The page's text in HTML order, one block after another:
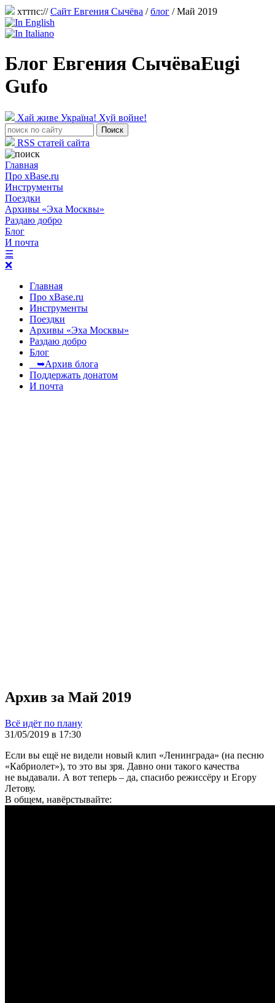
хттпс://Сайт Евгения Сычёва /блог / Май 2019
Блог Евгения СычёваEugi
Gufo
Хай живе Україна! Хуй войне!
RSS статей сайта
Главная
Про xBase.ru
Инструменты
Поездки
Архивы «Эха Москвы»
Раздаю добро
Блог
И почта
☰
❌
Главная
Про xBase.ru
Инструменты
Поездки
Архивы «Эха Москвы»
Раздаю добро
Блог
➥Архив блога
Поддержать донатом
И почта
Архив за Май 2019
Всё идёт по плану
31/05/2019 в 17:30
Если вы ещё не видели новый клип «Ленинграда» (на песню
«Кабриолет»), то это вы зря. Давно они такого качества
не выдавали. А вот теперь – да, спасибо режиссёру и Егору
Летову.
В общем, навёрстывайте: